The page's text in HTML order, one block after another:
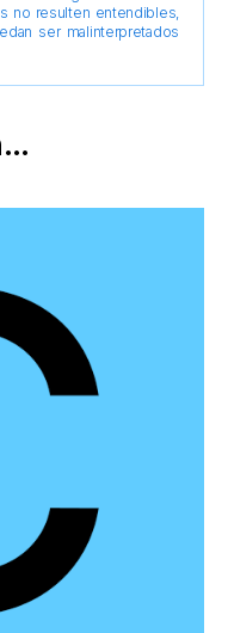
no resulten entendibles,
ser malinterpretados